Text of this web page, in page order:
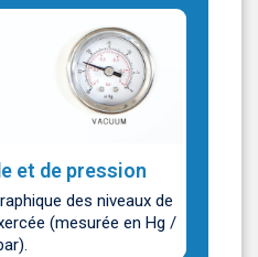
et de pression
des niveaux de
(mesurée en Hg /